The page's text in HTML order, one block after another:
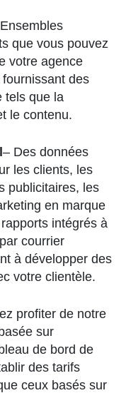
Ensembles
que vous pouvez
votre agence
des
tels que la
le contenu.
– Des données
les clients, les
publicitaires, les
en marque
intégrés à
courrier
à développer des
votre clientèle.
profiter de notre
sur
de bord de
des tarifs
ceux basés sur